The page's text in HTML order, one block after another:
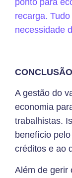
recarga.
necessidade
CONCLUSÃO
A gestão do
economia
trabalhistas.
benefício
créditos e ao
Além de gerir